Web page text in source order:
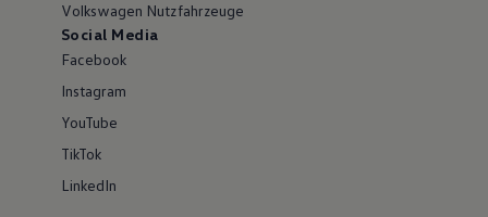
Volkswagen Nutzfahrzeuge
Social Media
Facebook
Instagram
YouTube
TikTok
LinkedIn